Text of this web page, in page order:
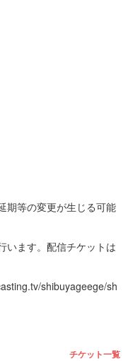
期等の変更が生じる可能
います。配信チケットは
shibuyageege/sh
チケット一覧